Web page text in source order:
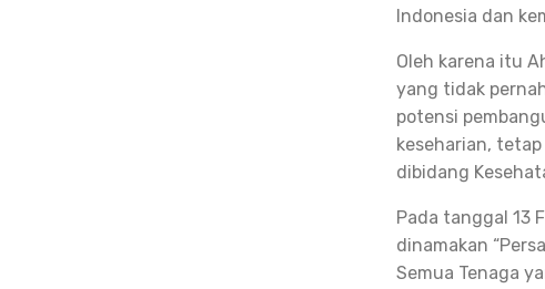
Indonesia dan
Oleh karena itu
yang tidak
potensi
keseharian,
dibidang
Pada tanggal 13
dinamakan
Semua Tenaga